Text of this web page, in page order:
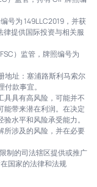
号为 149LLC2019，并获
律提供国际投资与相关服
）监管，牌照编号为
地址：塞浦路斯利马索尔
款事宜。
具具有高风险，可能并不
能带来潜在利润。在决定
水平和风险承受能力。
所涉及的风险，并在必要
制的司法辖区提供或推广
国家的法律和法规